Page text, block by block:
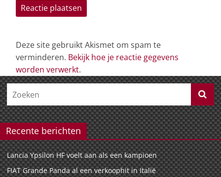
Deze site gebruikt Akismet om spam te
verminderen. Bekijk hoe je reactie gegevens
worden verwerkt.
Recente berichten
Lancia Ypsilon HF voelt aan als een kampioen
FIAT Grande Panda al een verkoophit in Italië